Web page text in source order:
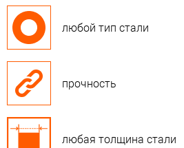
любой тип стали
прочность
любая толщина стали